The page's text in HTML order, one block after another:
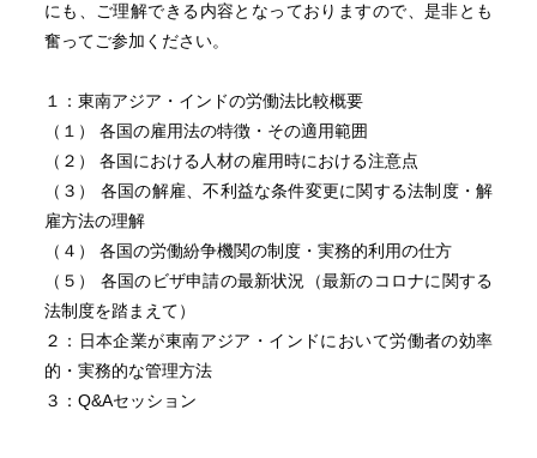
にも、ご理解できる内容となっておりますので、是非とも
奮ってご参加ください。
１：東南アジア・インドの労働法比較概要
（１） 各国の雇用法の特徴・その適用範囲
（２） 各国における人材の雇用時における注意点
（３） 各国の解雇、不利益な条件変更に関する法制度・解
雇方法の理解
（４） 各国の労働紛争機関の制度・実務的利用の仕方
（５） 各国のビザ申請の最新状況（最新のコロナに関する
法制度を踏まえて）
２：日本企業が東南アジア・インドにおいて労働者の効率
的・実務的な管理方法
３：Q&Aセッション